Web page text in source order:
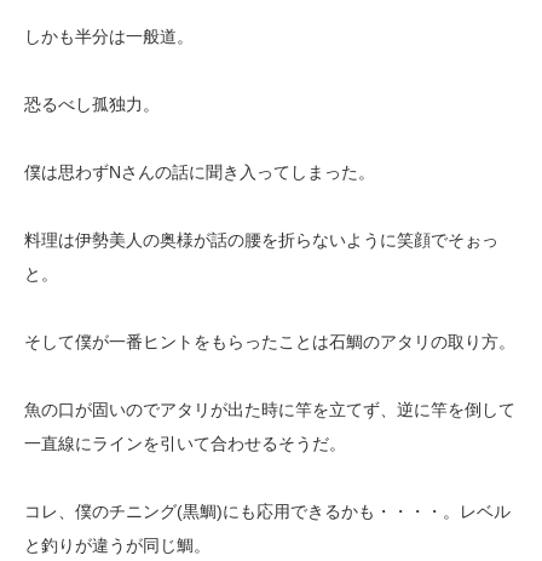
しかも半分は一般道。
恐るべし孤独力。
僕は思わずNさんの話に聞き入ってしまった。
料理は伊勢美人の奥様が話の腰を折らないように笑顔でそぉっ
と。
そして僕が一番ヒントをもらったことは石鯛のアタリの取り方。
魚の口が固いのでアタリが出た時に竿を立てず、逆に竿を倒して
一直線にラインを引いて合わせるそうだ。
コレ、僕のチニング(黒鯛)にも応用できるかも・・・・。レベル
と釣りが違うが同じ鯛。